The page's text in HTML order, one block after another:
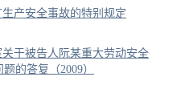
产安全事故的特别规定
于被告人阮某重大劳动安全
的答复（2009）